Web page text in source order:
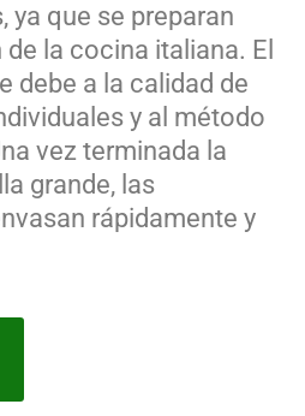
ya que se preparan
la cocina italiana. El
debe a la calidad de
y al método
vez terminada la
grande, las
rápidamente y